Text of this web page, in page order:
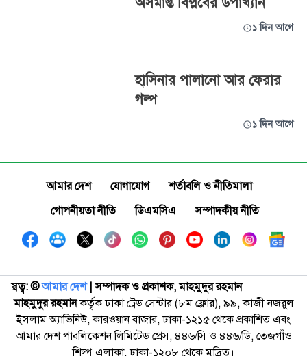
১ দিন আগে
হাসিনার পালানো আর ফেরার
গল্প
১ দিন আগে
আমার দেশ যোগাযোগ
শর্তাবলি ও নীতিমালা
গোপনীয়তা নীতি
ডিএমসিএ সম্পাদকীয় নীতি
স্বত্ব: ©️আমার দেশ| সম্পাদক ও প্রকাশক, মাহমুদুর রহমান
মাহমুদুর রহমানকর্তৃক ঢাকা ট্রেড সেন্টার (৮ম ফ্লোর), ৯৯, কাজী নজরুল
ইসলাম অ্যাভিনিউ, কারওয়ান বাজার, ঢাকা-১২১৫ থেকে প্রকাশিত এবং
আমার দেশ পাবলিকেশন লিমিটেড প্রেস, ৪৪৬/সি ও ৪৪৬/ডি, তেজগাঁও
শিল্প এলাকা, ঢাকা-১২০৮ থেকে মুদ্রিত।